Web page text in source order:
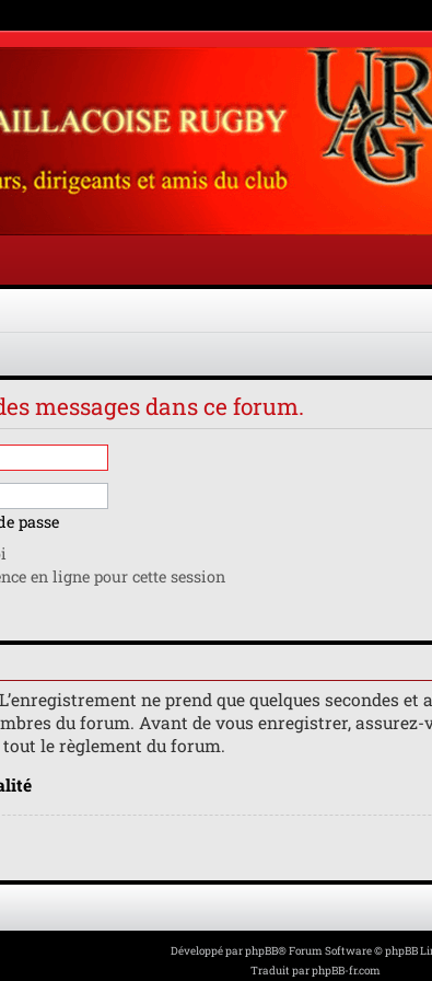
messages dans ce forum.
passe
en ligne pour cette session
ne prend que quelques secondes
du forum. Avant de vous enregistrer,
le règlement du forum.
Développé parphpBB® Forum Software © phpBB
Traduit parphpBB-fr.com